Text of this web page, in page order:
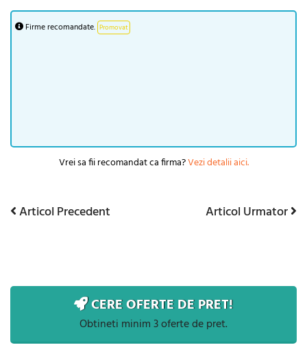
Firme recomandate. Promovat
Vrei sa fii recomandat ca firma?Vezi detalii aici.
Navigare
articole
Articol
Articol Precedent
Articol
Articol Urmator
CERE OFERTE DE PRET!
Obtineti minim 3 oferte de pret.